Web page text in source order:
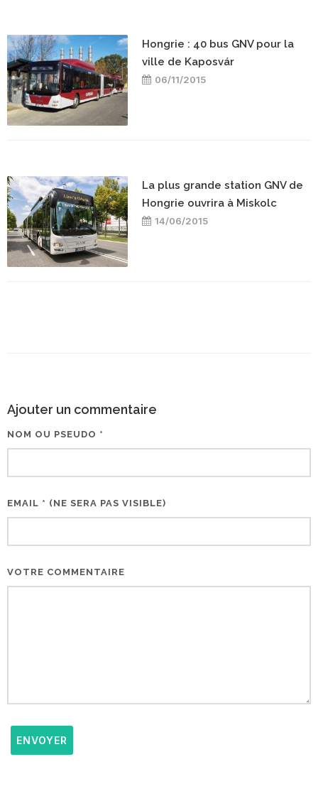
​Hongrie : 40 bus GNV pour la
ville de Kaposvár
06/11/2015
La plus grande station GNV de
Hongrie ouvrira à Miskolc
14/06/2015
Ajouter un commentaire
NOM OU PSEUDO *
EMAIL * (NE SERA PAS VISIBLE)
VOTRE COMMENTAIRE
ENVOYER